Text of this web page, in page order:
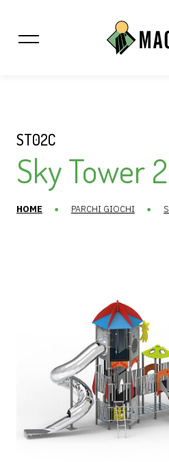
ST02C
Sky Tower
HOME PARCHI GIOCHI